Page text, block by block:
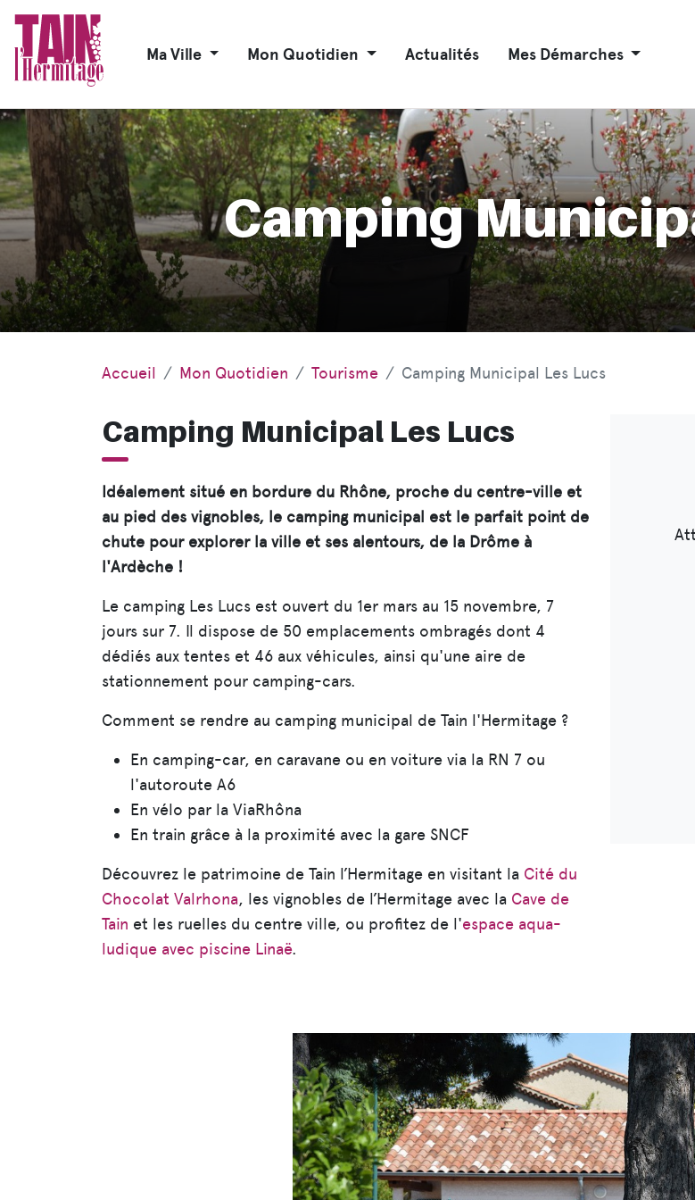
Ma Ville Mon Quotidien Actualités Mes Démarches
Camping
Accueil Mon Quotidien Tourisme Camping Municipal Les Lucs
Camping Municipal Les Lucs
Idéalement situé en bordure du Rhône, proche du centre-ville et
au pied des vignobles, le camping municipal est le parfait point de
chute pour explorer la ville et ses alentours, de la Drôme à
l'Ardèche !
Le camping Les Lucs est ouvert du 1er mars au 15 novembre, 7
jours sur 7. Il dispose de 50 emplacements ombragés dont 4
dédiés aux tentes et 46 aux véhicules, ainsi qu'une aire de
stationnement pour camping-cars.
Comment se rendre au camping municipal de Tain l'Hermitage ?
En camping-car, en caravane ou en voiture via la RN 7 ou
l'autoroute A6
En vélo par la ViaRhôna
En train grâce à la proximité avec la gare SNCF
Découvrez le patrimoine de Tain l’Hermitage en visitant la Cité du
Chocolat Valrhona, les vignobles de l’Hermitage avec la Cave de
Tain et les ruelles du centre ville, ou profitez de l'espace aqua-
ludique avec piscine Linaë.